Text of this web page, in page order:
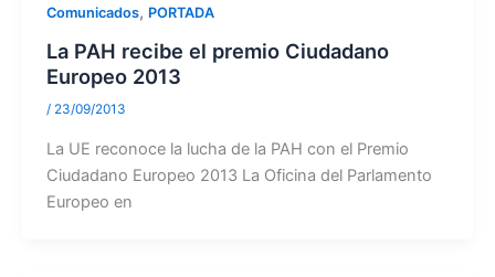
Comunicados, PORTADA
La PAH recibe el premio Ciudadano
Europeo 2013
/ 23/09/2013
La UE reconoce la lucha de la PAH con el Premio
Ciudadano Europeo 2013 La Oficina del Parlamento
Europeo en